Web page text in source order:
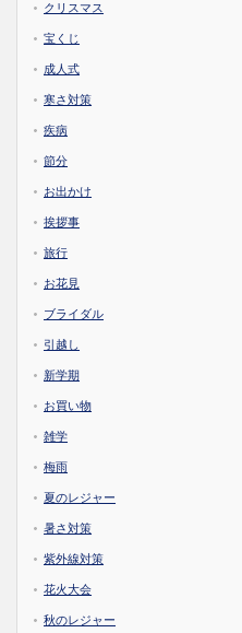
クリスマス
宝くじ
成人式
寒さ対策
疾病
節分
お出かけ
挨拶事
旅行
お花見
ブライダル
引越し
新学期
お買い物
雑学
梅雨
夏のレジャー
暑さ対策
紫外線対策
花火大会
秋のレジャー